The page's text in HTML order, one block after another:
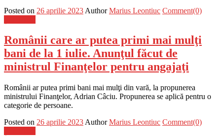
Posted on 26 aprilie 2023 Author Marius Leontiuc Comment(0)
Românii care ar putea primi mai mulţi
bani de la 1 iulie. Anunţul făcut de
ministrul Finanţelor pentru angajaţi
Românii ar putea primi bani mai mulţi din vară, la propunerea
ministrului Finanţelor, Adrian Câciu. Propunerea se aplică pentru o
categorie de persoane.
Posted on 26 aprilie 2023 Author Marius Leontiuc Comment(0)